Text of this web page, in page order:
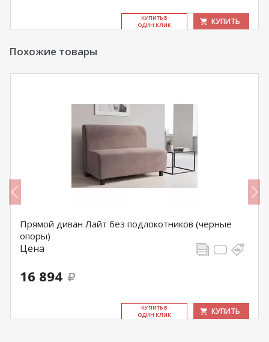
КУ­ПИТЬ В
ОДИН КЛИК
КУПИТЬ
Похожие товары
Прямой диван Лайт без подлокотников (черные
опоры)
Цена
16 894
КУ­ПИТЬ В
ОДИН КЛИК
КУПИТЬ